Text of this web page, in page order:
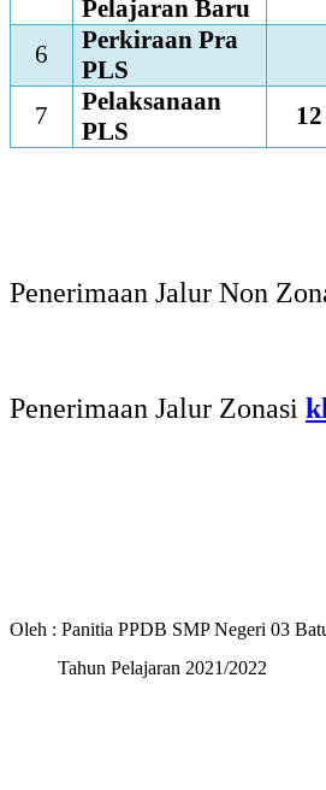
Pelajaran Baru
6
Perkiraan Pra
PLS
7
Pelaksanaan
PLS
Penerimaan Jalur Non
Penerimaan Jalur Zonasi
Oleh : Panitia PPDB SMP Negeri 03
Tahun Pelajaran 2021/2022